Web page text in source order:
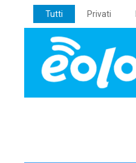
Tutti Privati